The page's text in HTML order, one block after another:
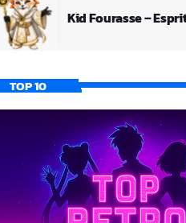
Kid Fourasse –
TOP 10